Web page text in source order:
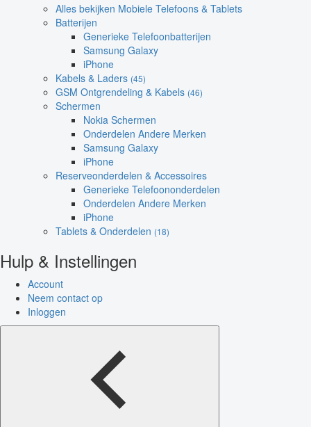
Alles bekijken Mobiele Telefoons & Tablets
Batterijen
Generieke Telefoonbatterijen
Samsung Galaxy
iPhone
Kabels & Laders (45)
GSM Ontgrendeling & Kabels (46)
Schermen
Nokia Schermen
Onderdelen Andere Merken
Samsung Galaxy
iPhone
Reserveonderdelen & Accessoires
Generieke Telefoononderdelen
Onderdelen Andere Merken
iPhone
Tablets & Onderdelen (18)
Hulp & Instellingen
Account
Neem contact op
Inloggen